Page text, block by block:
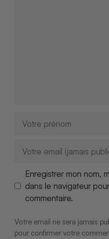
mail
Enregistrer mon nom,
dans le navigateur
commentaire.
Votre email ne sera jamais
pour confirmer votre